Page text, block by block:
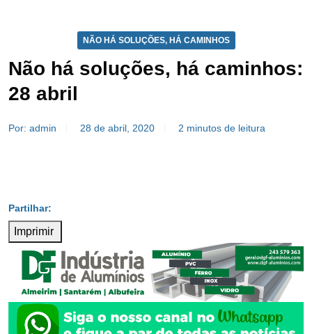
NÃO HÁ SOLUÇÕES, HÁ CAMINHOS
Não há soluções, há caminhos:
28 abril
Por: admin 28 de abril, 2020 2 minutos de leitura
Imprimir